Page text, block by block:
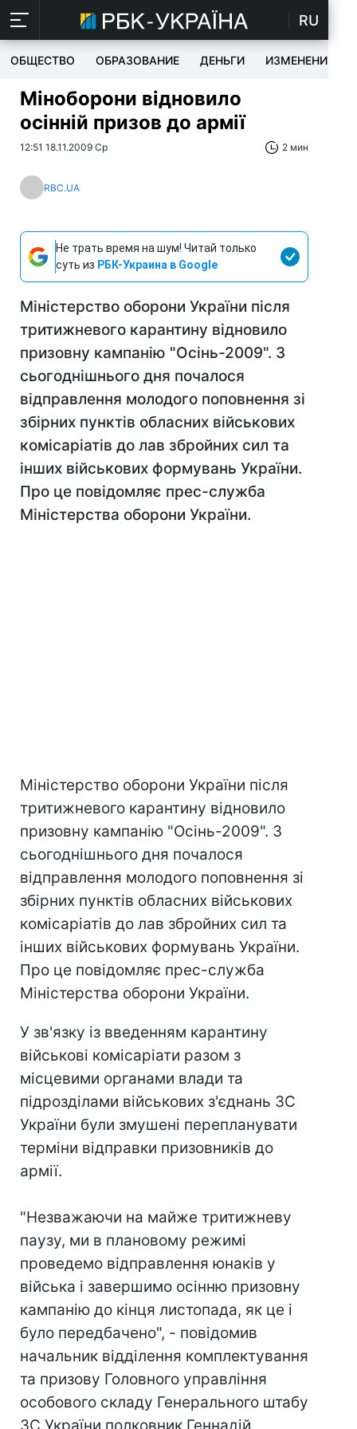
RU
ОБЩЕСТВО ОБРАЗОВАНИЕ ДЕНЬГИ ИЗМЕНЕНИЯ
Міноборони відновило
осінній призов до армії
12:51 18.11.2009 Ср 2 мин
RBC.UA
Не трать время на шум! Читай только
суть из РБК-Украина в Google
Міністерство оборони України після
тритижневого карантину відновило
призовну кампанію "Осінь-2009". З
сьогоднішнього дня почалося
відправлення молодого поповнення зі
збірних пунктів обласних військових
комісаріатів до лав збройних сил та
інших військових формувань України.
Про це повідомляє прес-служба
Міністерства оборони України.
Міністерство оборони України після
тритижневого карантину відновило
призовну кампанію "Осінь-2009". З
сьогоднішнього дня почалося
відправлення молодого поповнення зі
збірних пунктів обласних військових
комісаріатів до лав збройних сил та
інших військових формувань України.
Про це повідомляє прес-служба
Міністерства оборони України.
У зв'язку із введенням карантину
військові комісаріати разом з
місцевими органами влади та
підрозділами військових з'єднань ЗС
України були змушені перепланувати
терміни відправки призовників до
армії.
"Незважаючи на майже тритижневу
паузу, ми в плановому режимі
проведемо відправлення юнаків у
війська і завершимо осінню призовну
кампанію до кінця листопада, як це і
було передбачено", - повідомив
начальник відділення комплектування
та призову Головного управління
особового складу Генерального штабу